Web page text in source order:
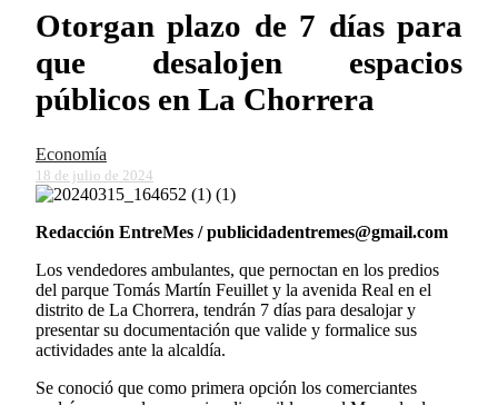
Otorgan plazo de 7 días para
que desalojen espacios
públicos en La Chorrera
Economía
18 de julio de 2024
Redacción EntreMes / publicidadentremes@gmail.com
Los vendedores ambulantes, que pernoctan en los predios
del parque Tomás Martín Feuillet y la avenida Real en el
distrito de La Chorrera, tendrán 7 días para desalojar y
presentar su documentación que valide y formalice sus
actividades ante la alcaldía.
Se conoció que como primera opción los comerciantes